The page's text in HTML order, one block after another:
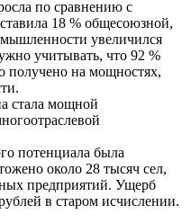
по сравнению с
18 % общесоюзной,
увеличился
учитывать, что 92 %
получено на мощностях,
стала мощной
потенциала была
около 28 тысяч сел,
предприятий. Ущерб
в старом исчислении.